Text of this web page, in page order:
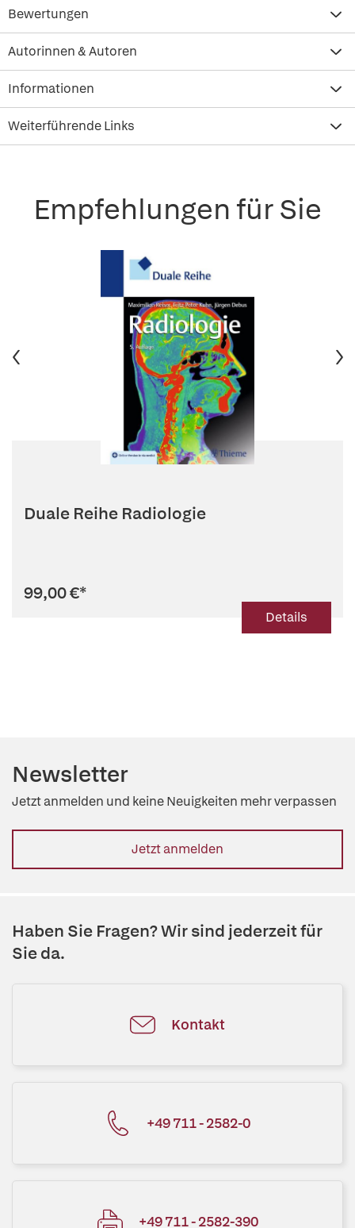
Bewertungen
Autorinnen & Autoren
Informationen
Weiterführende Links
Empfehlungen für Sie
Duale Reihe Radiologie
99,00 €*
Details
Newsletter
Jetzt anmelden und keine Neuigkeiten mehr verpassen
Jetzt anmelden
Haben Sie Fragen? Wir sind jederzeit für
Sie da.
Kontakt
+49 711 - 2582-0
+49 711 - 2582-390